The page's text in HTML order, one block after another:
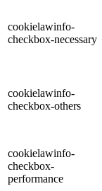
cookielawinfo-
checkbox-necessary
cookielawinfo-
checkbox-others
cookielawinfo-
checkbox-
performance